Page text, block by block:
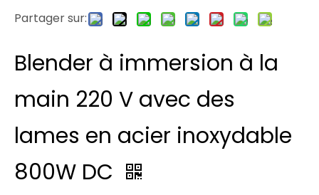
Partager sur:
Blender à immersion à la
main 220 V avec des
lames en acier inoxydable
800W DC